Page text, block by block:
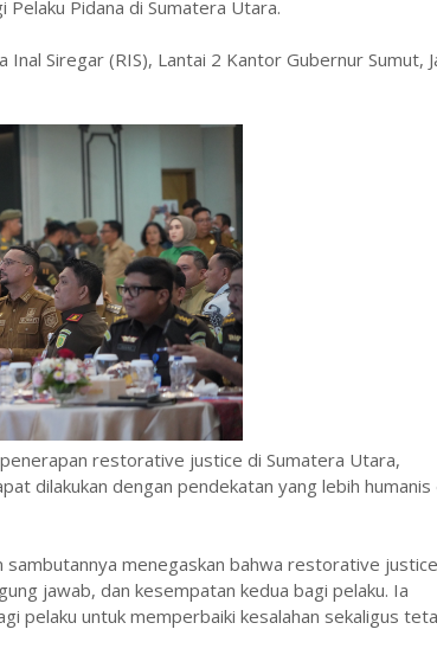
Pelaku Pidana di Sumatera Utara.
Siregar (RIS), Lantai 2 Kantor Gubernur Sumut,
restorative justice di Sumatera Utara,
dilakukan dengan pendekatan yang lebih humanis
menegaskan bahwa restorative justice
jawab, dan kesempatan kedua bagi pelaku. Ia
pelaku untuk memperbaiki kesalahan sekaligus